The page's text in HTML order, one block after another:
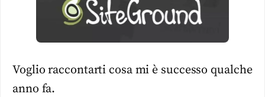
Voglio raccontarti cosa mi è successo qualche
anno fa.